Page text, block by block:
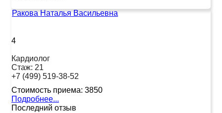
Ракова Наталья Васильевна
4
Кардиолог
Стаж: 21
+7 (499) 519-38-52
Стоимость приема: 3850
Подробнее...
Последний отзыв